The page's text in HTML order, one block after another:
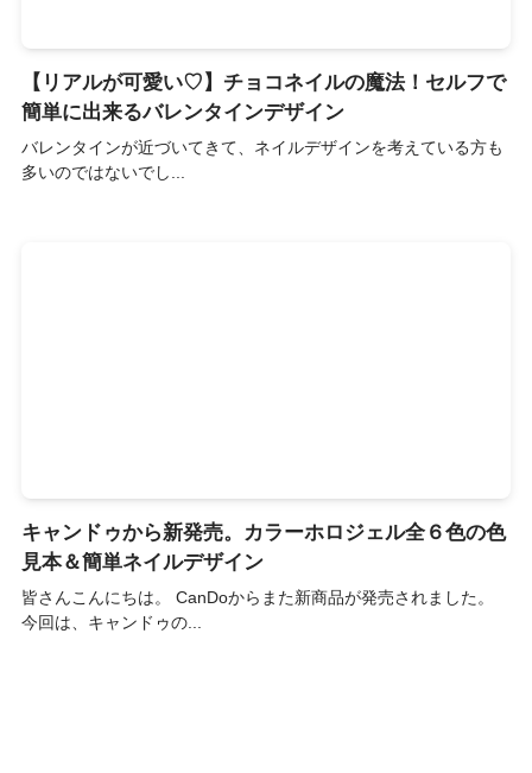
【リアルが可愛い♡】チョコネイルの魔法！セルフで
簡単に出来るバレンタインデザイン
バレンタインが近づいてきて、ネイルデザインを考えている方も
多いのではないでし...
キャンドゥから新発売。カラーホロジェル全６色の色
見本＆簡単ネイルデザイン
皆さんこんにちは。 CanDoからまた新商品が発売されました。
今回は、キャンドゥの...